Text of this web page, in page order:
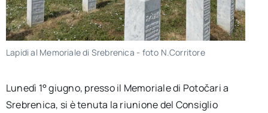
Lapidi al Memoriale di Srebrenica - foto N.Corritore
Lunedì 1° giugno, presso il Memoriale di Potočari a
Srebrenica, si è tenuta la riunione del Consiglio